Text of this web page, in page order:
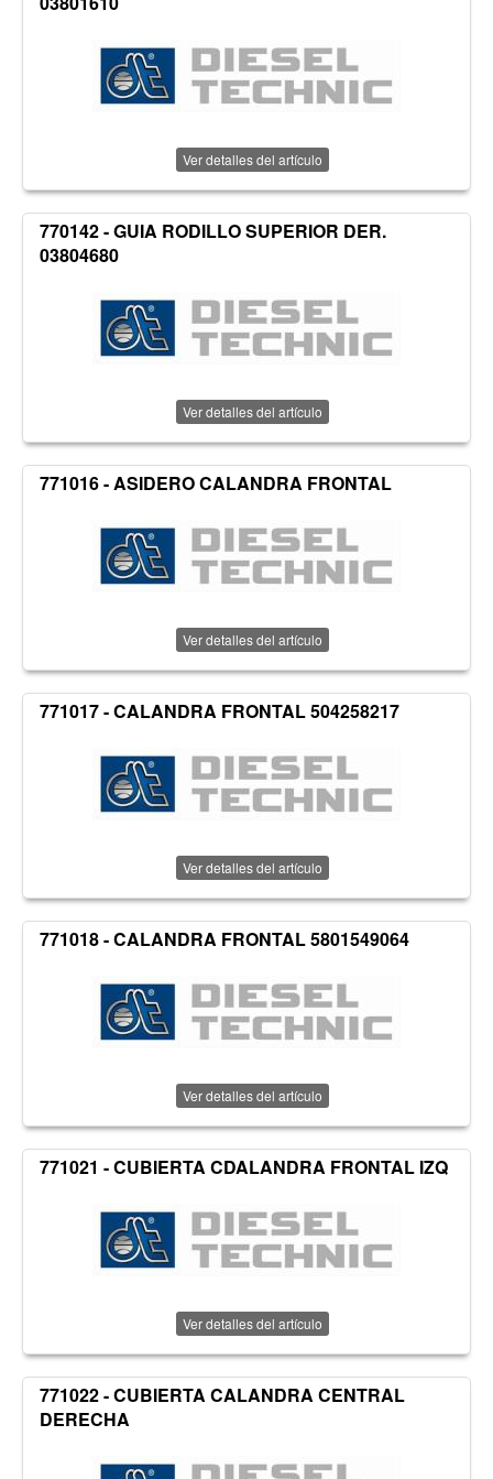
Ver detalles del artículo
770142 - GUIA RODILLO SUPERIOR DER.
03804680
Ver detalles del artículo
771016 - ASIDERO CALANDRA FRONTAL
Ver detalles del artículo
771017 - CALANDRA FRONTAL 504258217
Ver detalles del artículo
771018 - CALANDRA FRONTAL 5801549064
Ver detalles del artículo
771021 - CUBIERTA CDALANDRA FRONTAL IZQ
Ver detalles del artículo
771022 - CUBIERTA CALANDRA CENTRAL
DERECHA